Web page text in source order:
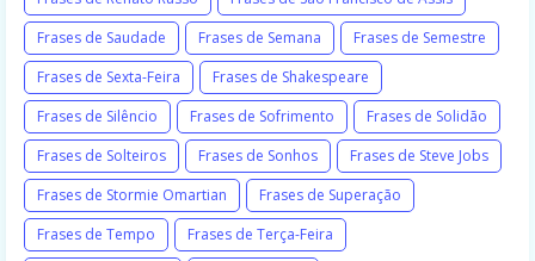
Frases de Saudade
Frases de Semana
Frases de Semestre
Frases de Sexta-Feira
Frases de Shakespeare
Frases de Silêncio
Frases de Sofrimento
Frases de Solidão
Frases de Solteiros
Frases de Sonhos
Frases de Steve Jobs
Frases de Stormie Omartian
Frases de Superação
Frases de Tempo
Frases de Terça-Feira